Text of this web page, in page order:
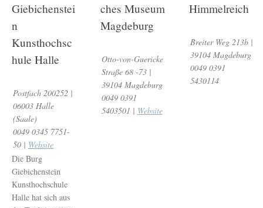
Giebichenstei
n
Kunsthochsc
hule Halle
Postfach 200252 |
06003 Halle
(Saale)
0049 0345 7751-
50 | Website
Die Burg
Giebichenstein
Kunsthochschule
Halle hat sich aus
ches Museum
Magdeburg
Otto-von-Guericke
Straße 68 -73 |
39104 Magdeburg
0049 0391
5403501 | Website
Himmelreich
Breiter Weg 213b |
39104 Magdeburg
0049 0391
5430114